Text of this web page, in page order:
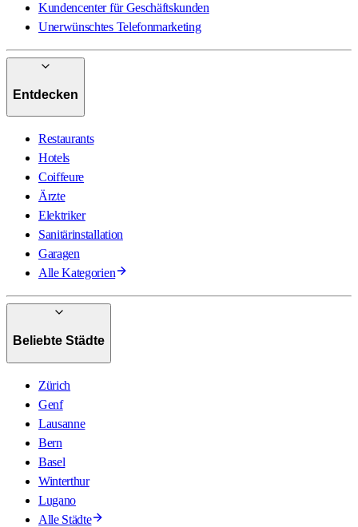
Kundencenter für Geschäftskunden
Unerwünschtes Telefonmarketing
Entdecken
Restaurants
Hotels
Coiffeure
Ärzte
Elektriker
Sanitärinstallation
Garagen
Alle Kategorien
Beliebte Städte
Zürich
Genf
Lausanne
Bern
Basel
Winterthur
Lugano
Alle Städte